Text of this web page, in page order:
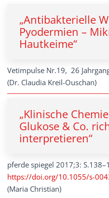
„Antibakterielle
Pyodermien –
Hautkeime“
Vetimpulse Nr.19, 26
(Dr. Claudia Kreil-Ouschan)
„Klinische
Glukose & Co.
interpretieren“
pferde spiegel 2017;3:
https://doi.org/10.1055/s-
(Maria Christian)